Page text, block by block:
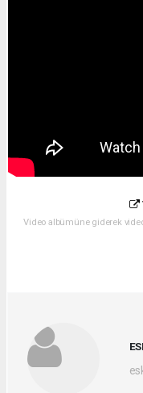
Video albümüne giderek